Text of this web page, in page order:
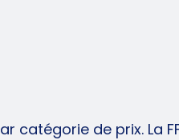
de prix. La